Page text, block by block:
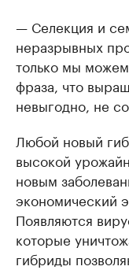
— Селекция и
неразрывных
только мы
фраза, что
невыгодно, не
Любой новый
высокой
новым
экономический
Появляются
которые
гибриды